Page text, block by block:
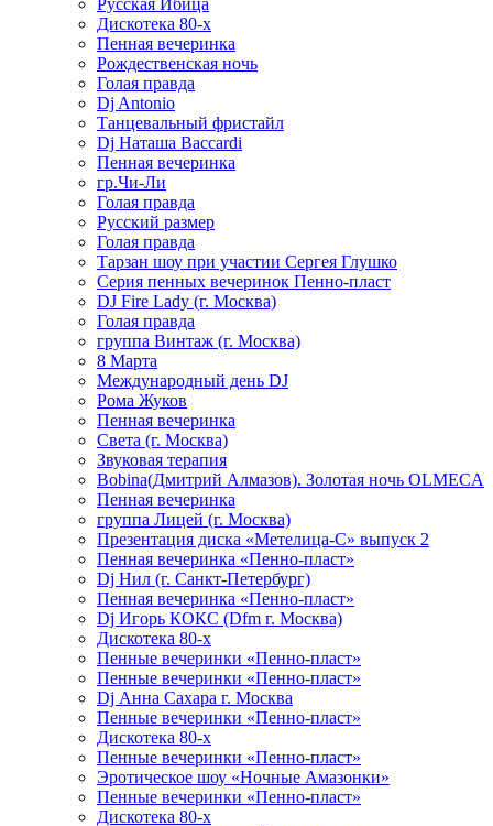
Русская Ибица
Дискотека 80-х
Пенная вечеринка
Рождественская ночь
Голая правда
Dj Antonio
Танцевальный фристайл
Dj Наташа Baccardi
Пенная вечеринка
гр.Чи-Ли
Голая правда
Русский размер
Голая правда
Тарзан шоу при участии Сергея Глушко
Серия пенных вечеринок Пенно-пласт
DJ Fire Lady (г. Москва)
Голая правда
группа Винтаж (г. Москва)
8 Марта
Международный день DJ
Рома Жуков
Пенная вечеринка
Света (г. Москва)
Звуковая терапия
Bobina(Дмитрий Алмазов). Золотая ночь OLMECA
Пенная вечеринка
группа Лицей (г. Москва)
Презентация диска «Метелица-С» выпуск 2
Пенная вечеринка «Пенно-пласт»
Dj Нил (г. Санкт-Петербург)
Пенная вечеринка «Пенно-пласт»
Dj Игорь КОКС (Dfm г. Москва)
Дискотека 80-х
Пенные вечеринки «Пенно-пласт»
Пенные вечеринки «Пенно-пласт»
Dj Анна Сахара г. Москва
Пенные вечеринки «Пенно-пласт»
Дискотека 80-х
Пенные вечеринки «Пенно-пласт»
Эротическое шоу «Ночные Амазонки»
Пенные вечеринки «Пенно-пласт»
Дискотека 80-х